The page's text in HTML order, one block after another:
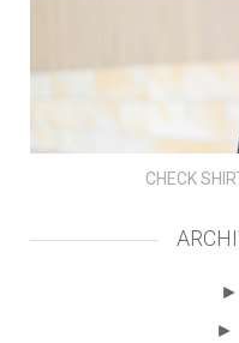
CHECK
►
►